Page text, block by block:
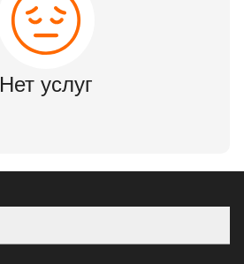
Нет услуг